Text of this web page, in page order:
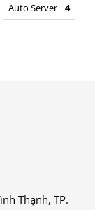
Auto Server 4
Thạnh, TP.